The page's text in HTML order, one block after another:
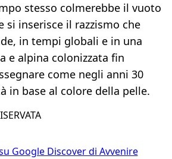
stesso colmerebbe il vuoto
si inserisce il razzismo che
in tempi globali e in una
e alpina colonizzata fin
come negli anni 30
in base al colore della pelle.
Google Discover di Avvenire